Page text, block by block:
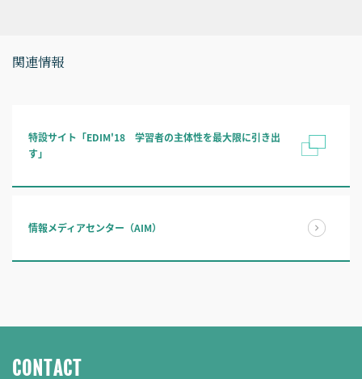
関連情報
特設サイト「EDIM'18 学習者の主体性を最大限に引き出
す」
情報メディアセンター（AIM）
CONTACT